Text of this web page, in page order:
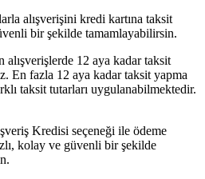
alışverişini kredi kartına taksit
bir şekilde tamamlayabilirsin.
alışverişlerde 12 aya kadar taksit
En fazla 12 aya kadar taksit yapma
taksit tutarları uygulanabilmektedir.
Kredisi seçeneği ile ödeme
kolay ve güvenli bir şekilde